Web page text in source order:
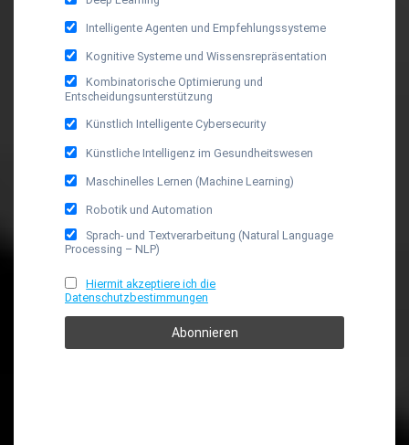
Intelligente Agenten und Empfehlungssysteme
Kognitive Systeme und Wissensrepräsentation
Kombinatorische Optimierung und
Entscheidungsunterstützung
Künstlich Intelligente Cybersecurity
Künstliche Intelligenz im Gesundheitswesen
Maschinelles Lernen (Machine Learning)
Robotik und Automation
Sprach- und Textverarbeitung (Natural Language
Processing – NLP)
Hiermit akzeptiere ich die
Datenschutzbestimmungen